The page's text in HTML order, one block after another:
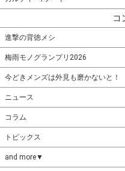
コ
進撃の背徳メシ
梅雨モノグランプリ2026
今どきメンズは外見も磨かないと！
ニュース
コラム
トピックス
and more▼